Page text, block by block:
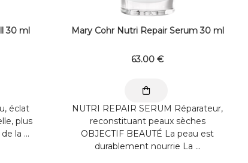
30 ml
éclat
plus
la ...
Mary Cohr Nutri Repair Serum 30 ml
63.00 €
NUTRI REPAIR SERUM Réparateur,
reconstituant peaux sèches
OBJECTIF BEAUTÉ La peau est
durablement nourrie La ...